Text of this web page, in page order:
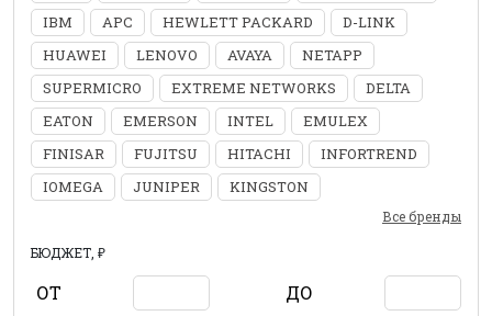
IBM
APC HEWLETT PACKARD
D-LINK
HUAWEI
LENOVO AVAYA
NETAPP
SUPERMICRO
EXTREME NETWORKS
DELTA
EATON
EMERSON INTEL
EMULEX
FINISAR
FUJITSU HITACHI
INFORTREND
IOMEGA
JUNIPER KINGSTON
Все бренды
БЮДЖЕТ, ₽
ОТ ДО